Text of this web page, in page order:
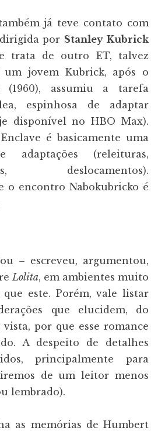
já teve contato com
por Stanley Kubrick
trata de outro ET, talvez
jovem Kubrick, após o
assumiu a tarefa
espinhosa de adaptar
disponível no HBO Max).
é basicamente uma
adaptações (releituras,
deslocamentos).
o encontro Nabokubricko é
– escreveu, argumentou,
Lolita, em ambientes muito
que este. Porém, vale listar
que elucidem, do
por que esse romance
A despeito de detalhes
principalmente para
de um leitor menos
lembrado).
as memórias de Humbert